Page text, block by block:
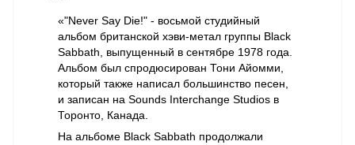
«"Never Say Die!" - восьмой студийный
альбом британской хэви-метал группы Black
Sabbath, выпущенный в сентябре 1978 года.
Альбом был спродюсирован Тони Айомми,
который также написал большинство песен,
и записан на Sounds Interchange Studios в
Торонто, Канада.
На альбоме Black Sabbath продолжали